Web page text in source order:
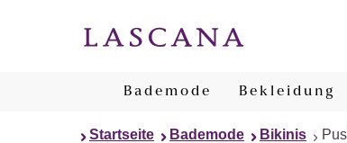
Bademode Bekleidung
Startseite Bademode Bikinis